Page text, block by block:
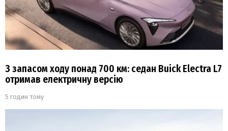
З запасом ходу понад 700 км: седан Buick Electra L7
отримав електричну версію
5 годин тому